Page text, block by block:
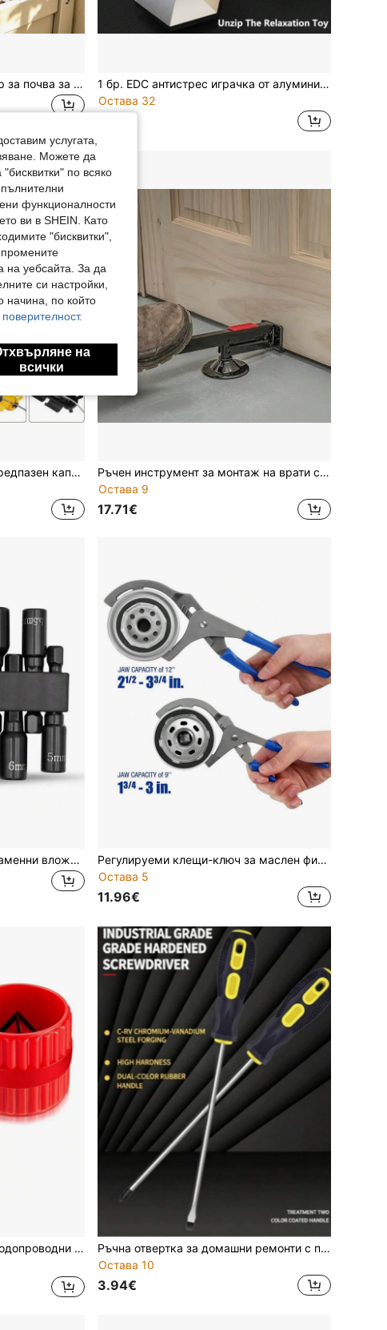
Многофункционален тестер за почва за pH, светлина и влага, градински инструменти, подходящ за външна градинска декорация, цветни саксии, стайни растения, саксийни растения, Хелоуин, есенна декорация, домашен декор, коледен декор за дома
1 бр. EDC антистрес играчка от алуминиева сплав, квадратна и шестоъгълна, за бюро, динамична, въртяща се, рулираща и за хвърляне, за възрастни, преносим аксесоар за бюро, за облекчаване на тревожност, в черно, златисто и сребристо
Остава 32
Водоустойчив запечатан предпазен капак за удължителен кабел, водоустойчива прахоустойчива електрическа разклонителна кутия за защита на външни контакти и щепсели
Ръчен инструмент за монтаж на врати с висока якост - ергономичен повдигач за метални врати с крачно задвижване, подходящ за врати от твърда и мека дървесина, не е необходимо захранване, здраво оборудване за домашни проекти "Направи си сам", лесно повдигане на вратата, подмяна на панти на вратата, помощ при домашен ремонт, здрава конструкция, чудесен избор за подарък!
Остава 9
17.71€
Комплект от 9 бр. шестограменни вложки с размер 5-12 мм, удължени дълбоки вложки за гайки, 1/4" шестогранен адаптер, вложки за гайки от хромово-ванадиева стомана, фосфатирани и закалени за здравина, подходящи за ремонт на автомобили и мотоциклети, инструменти за домашни подобрения, аксесоари за електрическа отвертка
Регулируеми клещи-ключ за маслен филтър 9/12 инча, инструмент за сваляне на автомобилен маслен филтър с ергономична дръжка, ръчен инструмент за поддръжка и ремонт на превозни средства, дизайн с щипка, универсално прилягане
Остава 5
11.96€
за рязане на тръби 20-50 мм, битови инструменти
Ръчна отвертка за домашни ремонти с плоска глава, масажна дръжка, закалена, неплъзгаща се, Torx, изработена от високоякостна хромована ванадиево стомана, с висока твърдост и неплъзгащ се накрайник
Остава 10
3.94€
услугата,
Можете да
по всяко
функционалности
ви в SHEIN. Като
"бисквитки",
на уебсайта. За да
си настройки,
начина, по който
на
всички